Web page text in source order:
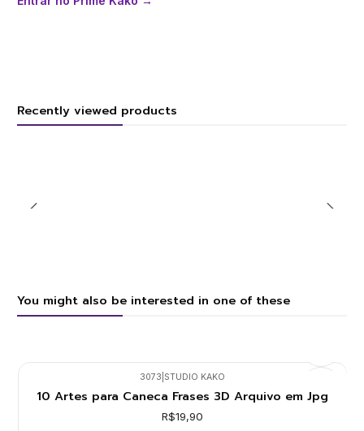
Recently viewed products
You might also be interested in one of these
3073 STUDIO KAKO
10 Artes para Caneca Frases 3D Arquivo em Jpg
R$19,90